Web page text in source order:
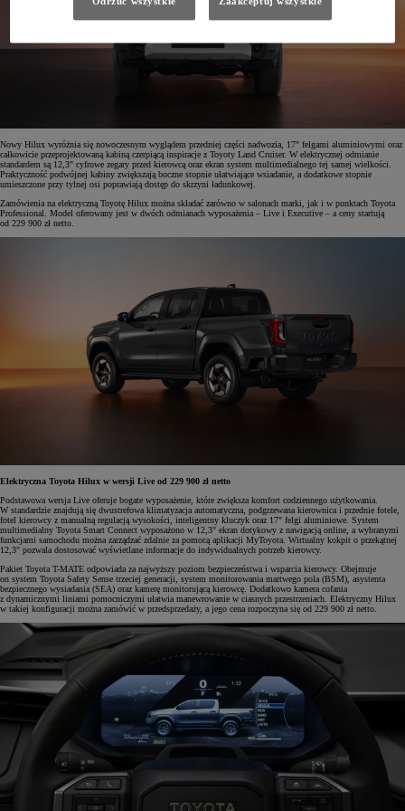
Nowy Hilux wyróżnia się nowoczesnym wyglądem przedniej części nadwozia, 17" felgami aluminiowymi oraz
całkowicie przeprojektowaną kabiną czerpiącą inspiracje z Toyoty Land Cruiser. W elektrycznej odmianie
standardem są 12,3" cyfrowe zegary przed kierowcą oraz ekran system multimedialnego tej samej wielkości.
Praktyczność podwójnej kabiny zwiększają boczne stopnie ułatwiające wsiadanie, a dodatkowe stopnie
umieszczone przy tylnej osi poprawiają dostęp do skrzyni ładunkowej.
Zamówienia na elektryczną Toyotę Hilux można składać zarówno w salonach marki, jak i w punktach Toyota
Professional. Model oferowany jest w dwóch odmianach wyposażenia – Live i Executive – a ceny startują
od 229 900 zł netto.
Elektryczna Toyota Hilux w wersji Live od 229 900 zł netto
Podstawowa wersja Live oferuje bogate wyposażenie, które zwiększa komfort codziennego użytkowania.
W standardzie znajdują się dwustrefowa klimatyzacja automatyczna, podgrzewana kierownica i przednie fotele,
fotel kierowcy z manualną regulacją wysokości, inteligentny kluczyk oraz 17" felgi aluminiowe. System
multimedialny Toyota Smart Connect wyposażono w 12,3" ekran dotykowy z nawigacją online, a wybranymi
funkcjami samochodu można zarządzać zdalnie za pomocą aplikacji MyToyota. Wirtualny kokpit o przekątnej
12,3" pozwala dostosować wyświetlane informacje do indywidualnych potrzeb kierowcy.
Pakiet Toyota T-MATE odpowiada za najwyższy poziom bezpieczeństwa i wsparcia kierowcy. Obejmuje
on system Toyota Safety Sense trzeciej generacji, system monitorowania martwego pola (BSM), asystenta
bezpiecznego wysiadania (SEA) oraz kamerę monitorującą kierowcę. Dodatkowo kamera cofania
z dynamicznymi liniami pomocniczymi ułatwia manewrowanie w ciasnych przestrzeniach. Elektryczny Hilux
w takiej konfiguracji można zamówić w przedsprzedaży, a jego cena rozpoczyna się od 229 900 zł netto.